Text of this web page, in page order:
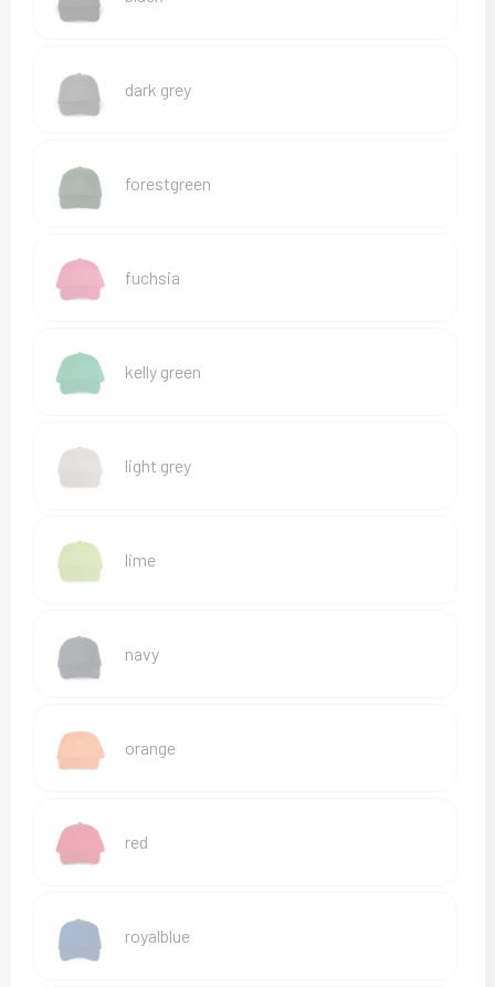
Veiligheidsvesten en Veiligheidshesjes
Vesten
dark grey
forestgreen
fuchsia
kelly green
light grey
lime
navy
orange
red
royalblue